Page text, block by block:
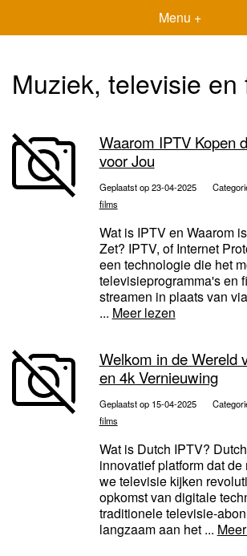
Menu +
Muziek, televisie en
Waarom IPTV Kopen
voor Jou
Geplaatst op 23-04-2025
films
Wat is IPTV en Waarom
Zet? IPTV, of Internet
een technologie die het
televisieprogramma's en
streamen in plaats van
... Meer lezen
Welkom in de Wereld
en 4k Vernieuwing
Geplaatst op 15-04-2025
films
Wat is Dutch IPTV?
innovatief platform dat
we televisie kijken
opkomst van digitale
traditionele televisie-
langzaam aan het ...